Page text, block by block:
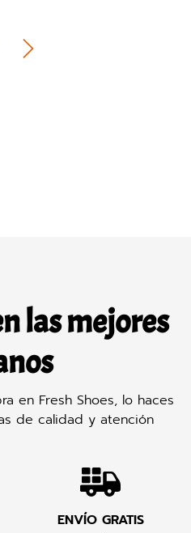
las mejores
en Fresh Shoes, lo haces
de calidad y atención
ENVÍO GRATIS